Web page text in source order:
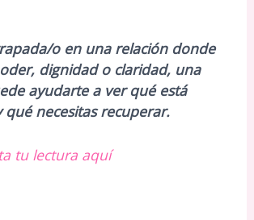
o en una relación donde
dignidad o claridad, una
ayudarte a ver qué está
qué necesitas recuperar.
tu lectura aquí